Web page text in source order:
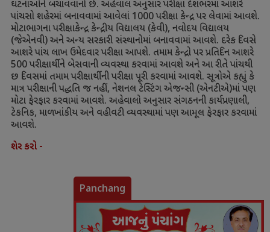
ઘટનાઓને બચાવવાનો છે. અહેવાલ અનુસાર પરીક્ષા દેશભરમાં આશરે
પાંચસો શહેરમાં બનાવવામાં આવેલાં 1000પરીક્ષા કેન્દ્ર પર લેવામાં આવશે.
મોટાભાગના પરીક્ષાકેન્દ્ર કેન્દ્રીય વિદ્યાલય (કેવી), નવોદય વિદ્યાલય
(જેએનવી) અને અન્ય સરકારી સંસ્થાનોમાં બનાવવામાં આવશે. દરેક દિવસે
આશરે પાંચ લાખ ઉમેદવાર પરીક્ષા આપશે. તમામ કેન્દ્રો પર પ્રતિદિન આશરે
500પરીક્ષાર્થીને બેસવાની વ્યવસ્થા કરવામાં આવશે અને આ રીતે પાંચથી
છ દિવસમાં તમામ પરીક્ષાર્થીની પરીક્ષા પૂરી કરવામાં આવશે. સૂત્રોએ કહ્યું કે
માત્ર પરીક્ષાની પદ્ધતિ જ નહીં, નેશનલ ટેસ્ટિંગ એજન્સી (એનટીએ)માં પણ
મોટા ફેરફાર કરવામાં આવશે. અહેવાલો અનુસાર સંગઠનની કાર્યપ્રણાલી,
ટેકનિક, માળખાંકીય અને વહીવટી વ્યવસ્થામાં પણ આમૂલ ફેરફાર કરવામાં
આવશે.
શેર કરો -
Panchang